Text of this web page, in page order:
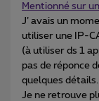
Mentionné sur
J’ avais un
utiliser une IP-
(à utiliser ds 1
pas de réponce
quelques détails.
Je ne retrouve